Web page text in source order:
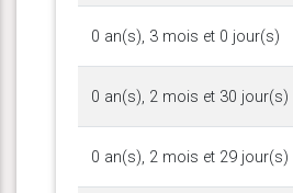
0 an(s), 3 mois et 0 jour(s)
0 an(s), 2 mois et 30 jour(s)
0 an(s), 2 mois et 29 jour(s)